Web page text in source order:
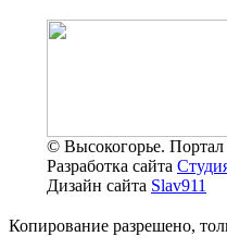
© Высокогорье.
Разработка сайта
Дизайн сайта Slav911
Копирование разрешено,